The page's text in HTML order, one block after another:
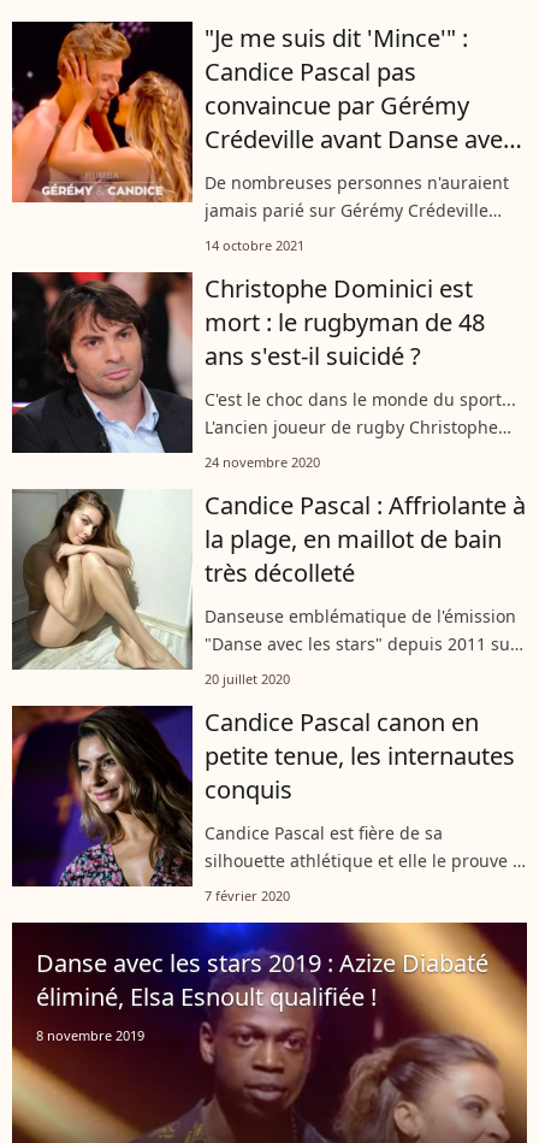
à voir d'un mauvais oeil son
rapprochement...
"Je me suis dit 'Mince'" :
Candice Pascal pas
convaincue par Gérémy
Crédeville avant Danse avec
les stars
De nombreuses personnes n'auraient
jamais parié sur Gérémy Crédeville
dans "Danse avec les stars". Dont sa
micro de Fun Radio, elle a reconnu
avoir...
14 octobre 2021
Christophe Dominici est
mort : le rugbyman de 48
ans s'est-il suicidé ?
C'est le choc dans le monde du sport...
L'ancien joueur de rugby Christophe
Dominici est mort, annoncent "Midi
novembre 2020. Le corps de l'ex-
sportif...
24 novembre 2020
Candice Pascal : Affriolante à
la plage, en maillot de bain
très décolleté
Danseuse emblématique de l'émission
"Danse avec les stars" depuis 2011 sur
TF1, Candice Pascal a enflammé les
photos de son nouveau maillot de
bain...
20 juillet 2020
Candice Pascal canon en
petite tenue, les internautes
conquis
Candice Pascal est fière de sa
silhouette athlétique et elle le prouve !
Sur Instagram, la danseuse
stars" a posté une nouvelle photo d'elle
sur...
7 février 2020
Danse avec les stars 2019 : Azize Diabaté
éliminé, Elsa Esnoult qualifiée !
8 novembre 2019